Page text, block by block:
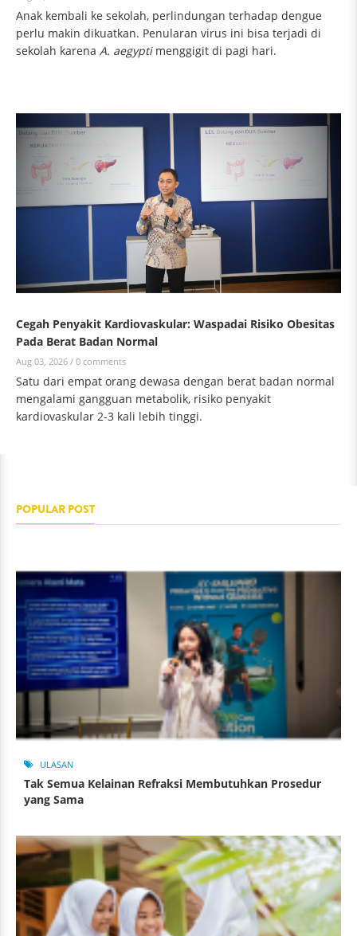
Anak kembali ke sekolah, perlindungan terhadap dengue
perlu makin dikuatkan. Penularan virus ini bisa terjadi di
sekolah karena A. aegyptimenggigit di pagi hari.
Cegah Penyakit Kardiovaskular: Waspadai Risiko Obesitas
Pada Berat Badan Normal
Aug 03, 2026 / 0 comments
Satu dari empat orang dewasa dengan berat badan normal
mengalami gangguan metabolik, risiko penyakit
kardiovaskular 2-3 kali lebih tinggi.
POPULAR POST
ULASAN
Tak Semua Kelainan Refraksi Membutuhkan Prosedur
yang Sama